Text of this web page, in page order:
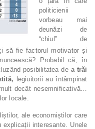
politicienii
vorbeau mai
deunăzi de
“chiul” de
să fie factorul motivator și
Probabil că, în
posibilitatea de a trăi
legiuitorii au întâmpinat
decât nesemnificativă…
locale.
ale economiștilor care
interesante. Unele